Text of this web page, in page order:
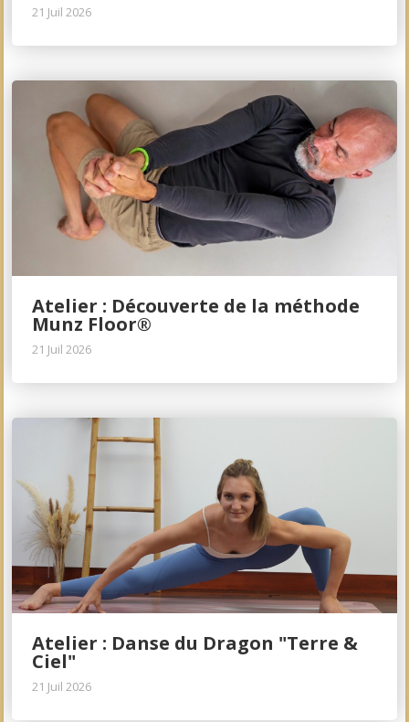
21 Juil 2026
Atelier : Découverte de la méthode
Munz Floor®
21 Juil 2026
Atelier : Danse du Dragon "Terre &
Ciel"
21 Juil 2026